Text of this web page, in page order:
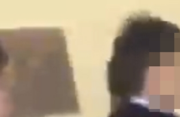
Tình yêu - Gia đình